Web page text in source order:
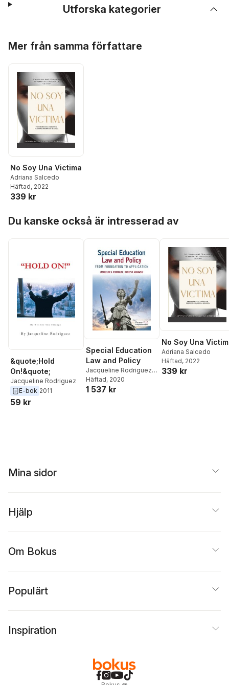
Utforska kategorier
Mer från samma författare
No Soy Una Victima
Adriana Salcedo
Häftad, 2022
339 kr
Du kanske också är intresserad av
&quote;Hold
On!&quote;
Jacqueline Rodriguez
E-bok 2011
59 kr
Special Education
Law and Policy
Jacqueline Rodriguez,
Wendy Murawski
Häftad, 2020
1 537 kr
No Soy Una
Adriana Salcedo
Häftad, 2022
339 kr
Mina sidor
Hjälp
Om Bokus
Populärt
Inspiration